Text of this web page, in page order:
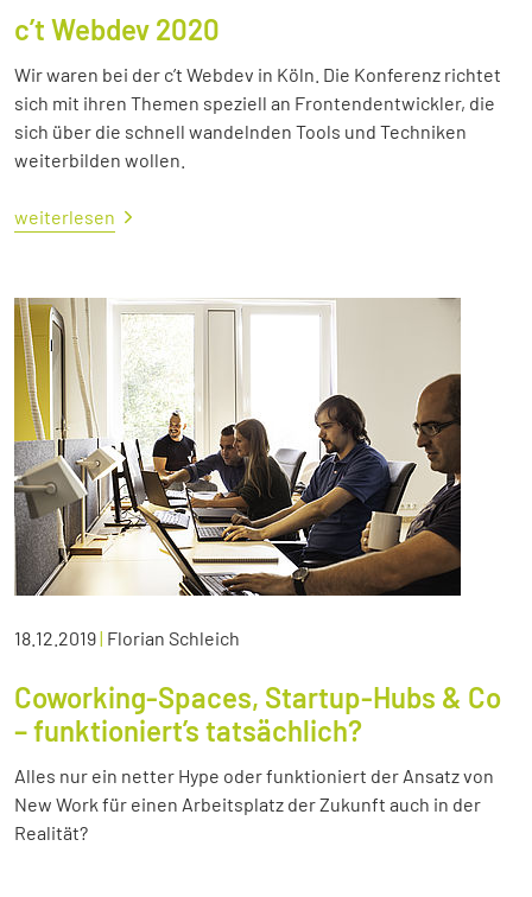
c’t Webdev 2020
Wir waren bei der c’t Webdev in Köln. Die Konferenz richtet
sich mit ihren Themen speziell an Frontendentwickler, die
sich über die schnell wandelnden Tools und Techniken
weiterbilden wollen.
weiterlesen
18.12.2019| Florian Schleich
Coworking-Spaces, Startup-Hubs & Co
– funktioniert’s tatsächlich?
Alles nur ein netter Hype oder funktioniert der Ansatz von
New Work für einen Arbeitsplatz der Zukunft auch in der
Realität?